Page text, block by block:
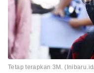
Tetap terapkan 3M.